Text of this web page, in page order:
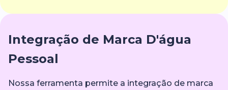
Integração de Marca D'água
Pessoal
Nossa ferramenta permite a integração de marca